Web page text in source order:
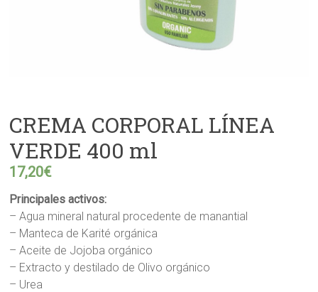
CREMA CORPORAL LÍNEA
VERDE 400 ml
17,20€
Principales activos:
– Agua mineral natural procedente de manantial
– Manteca de Karité orgánica
– Aceite de Jojoba orgánico
– Extracto y destilado de Olivo orgánico
– Urea